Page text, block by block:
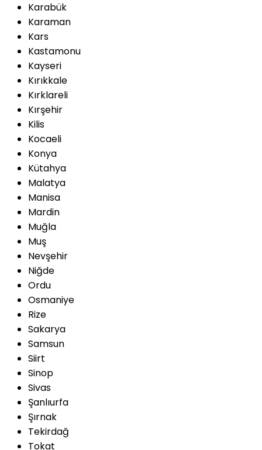
Karabük
Karaman
Kars
Kastamonu
Kayseri
Kırıkkale
Kırklareli
Kırşehir
Kilis
Kocaeli
Konya
Kütahya
Malatya
Manisa
Mardin
Muğla
Muş
Nevşehir
Niğde
Ordu
Osmaniye
Rize
Sakarya
Samsun
Siirt
Sinop
Sivas
Şanlıurfa
Şırnak
Tekirdağ
Tokat